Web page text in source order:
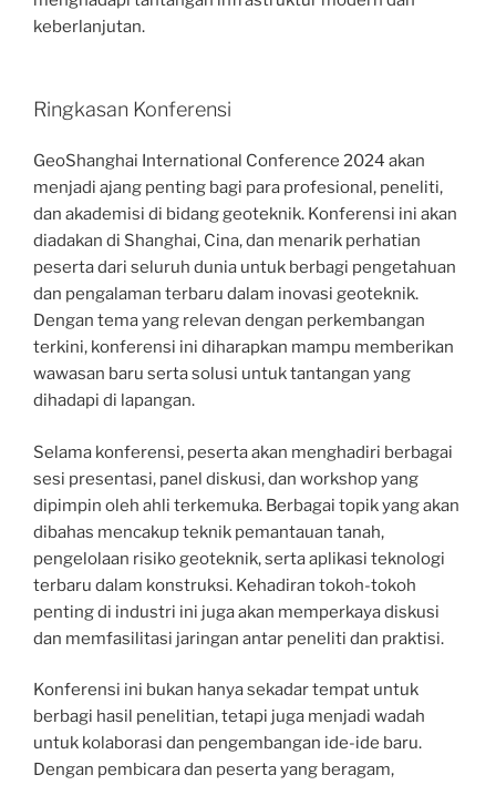
keberlanjutan.
Ringkasan Konferensi
GeoShanghai International Conference 2024 akan
menjadi ajang penting bagi para profesional, peneliti,
dan akademisi di bidang geoteknik. Konferensi ini akan
diadakan di Shanghai, Cina, dan menarik perhatian
peserta dari seluruh dunia untuk berbagi pengetahuan
dan pengalaman terbaru dalam inovasi geoteknik.
Dengan tema yang relevan dengan perkembangan
terkini, konferensi ini diharapkan mampu memberikan
wawasan baru serta solusi untuk tantangan yang
dihadapi di lapangan.
Selama konferensi, peserta akan menghadiri berbagai
sesi presentasi, panel diskusi, dan workshop yang
dipimpin oleh ahli terkemuka. Berbagai topik yang akan
dibahas mencakup teknik pemantauan tanah,
pengelolaan risiko geoteknik, serta aplikasi teknologi
terbaru dalam konstruksi. Kehadiran tokoh-tokoh
penting di industri ini juga akan memperkaya diskusi
dan memfasilitasi jaringan antar peneliti dan praktisi.
Konferensi ini bukan hanya sekadar tempat untuk
berbagi hasil penelitian, tetapi juga menjadi wadah
untuk kolaborasi dan pengembangan ide-ide baru.
Dengan pembicara dan peserta yang beragam,